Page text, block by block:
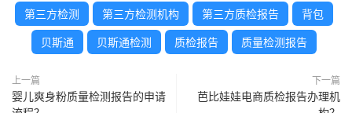
第三方检测 第三方检测机构 第三方质检报告 背包
贝斯通 贝斯通检测 质检报告 质量检测报告
上一篇
婴儿爽身粉质量检测报告的申请
下一篇
芭比娃娃电商质检报告办理机